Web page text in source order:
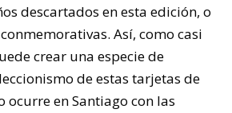
descartados en esta edición, o
Así, como casi
crear una especie de
de estas tarjetas de
ocurre en Santiago con las